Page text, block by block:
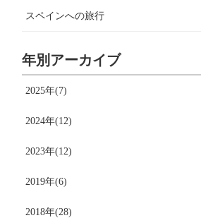
スペインへの旅行
年別アーカイブ
2025年(7)
2024年(12)
2023年(12)
2019年(6)
2018年(28)